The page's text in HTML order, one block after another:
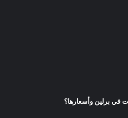
في برلين وأسعارها؟